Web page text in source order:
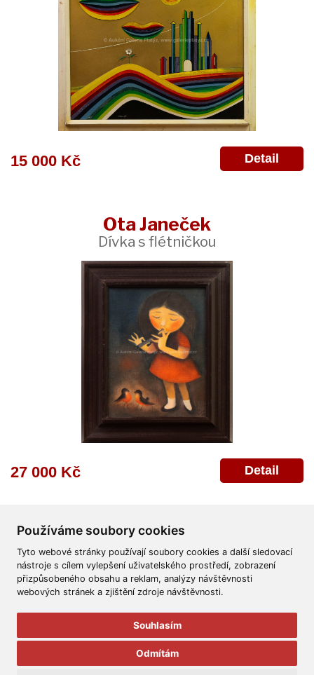
Používáme soubory cookies
Tyto webové stránky používají soubory cookies a další sledovací
nástroje s cílem vylepšení uživatelského prostředí, zobrazení
přizpůsobeného obsahu a reklam, analýzy návštěvnosti
webových stránek a zjištění zdroje návštěvnosti.
Souhlasím
Odmítám
15 000 Kč Detail
Ota Janeček
Dívka s flétničkou
27 000 Kč Detail
Všeobecné obchodní podmínky Reklamační řád
Ochrana osobních údajů
Všechna práva vyhrazena.